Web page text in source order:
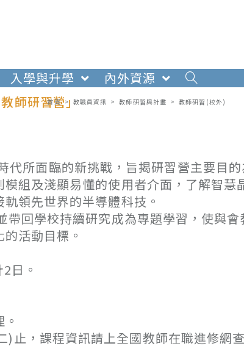
入學與升學
內外資源
師研習營」
首頁 > 教職員資訊 > 教師研習與計畫 > 教師研習(校外)
所面臨的新挑戰，旨揭研習營主要目
組及淺顯易懂的使用者介面，了解智慧
領先世界的半導體科技。
回學校持續研究成為專題學習，使與
活動目標。
日。
止，課程資訊請上全國教師在職進修網